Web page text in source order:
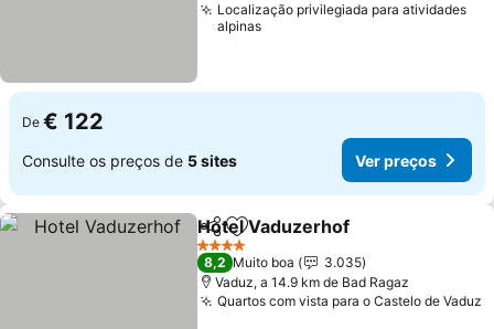
Localização privilegiada para atividades
alpinas
De € 122
Consulte os preços de 5 sites Ver preços
PartilharAdicionar aos favoritos
Hotel Vaduzerhof
4 Estrelas
8,2 Muito boa
3.035
Vaduz, a 14.9 km de Bad Ragaz
Quartos com vista para o Castelo de Vaduz